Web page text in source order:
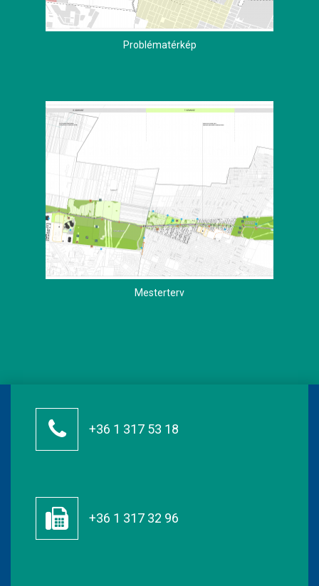
Problématérkép
Mesterterv
+36 1 317 53 18
+36 1 317 32 96